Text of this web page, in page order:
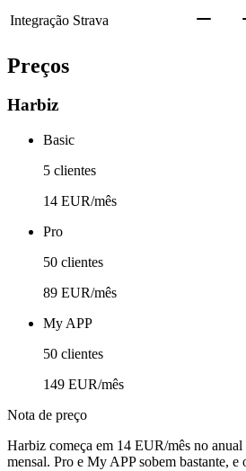
Integração Strava
Preços
Harbiz
Basic
5 clientes
14 EUR/mês
Pro
50 clientes
89 EUR/mês
My APP
50 clientes
149 EUR/mês
Nota de preço
Harbiz começa em 14 EUR/mês no
mensal. Pro e My APP sobem bastante,